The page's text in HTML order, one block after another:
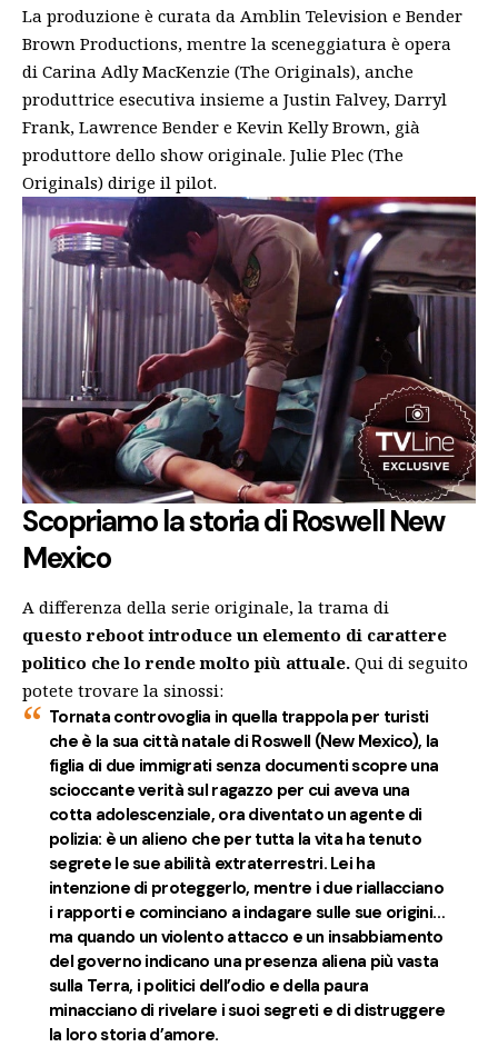
La produzione è curata da Amblin Television e Bender
Brown Productions, mentre la sceneggiatura è opera
di Carina Adly MacKenzie (The Originals), anche
produttrice esecutiva insieme a Justin Falvey, Darryl
Frank, Lawrence Bender e Kevin Kelly Brown, già
produttore dello show originale. Julie Plec (The
Originals) dirige il pilot.
Scopriamo la storia di Roswell New
Mexico
A differenza della serie originale, la trama di
questo reboot introduce un elemento di carattere
politico che lo rende molto più attuale. Qui di seguito
potete trovare la sinossi:
Tornata controvoglia in quella trappola per turisti
che è la sua città natale di Roswell (New Mexico), la
figlia di due immigrati senza documenti scopre una
scioccante verità sul ragazzo per cui aveva una
cotta adolescenziale, ora diventato un agente di
polizia: è un alieno che per tutta la vita ha tenuto
segrete le sue abilità extraterrestri. Lei ha
intenzione di proteggerlo, mentre i due riallacciano
i rapporti e cominciano a indagare sulle sue origini…
ma quando un violento attacco e un insabbiamento
del governo indicano una presenza aliena più vasta
sulla Terra, i politici dell’odio e della paura
minacciano di rivelare i suoi segreti e di distruggere
la loro storia d’amore.